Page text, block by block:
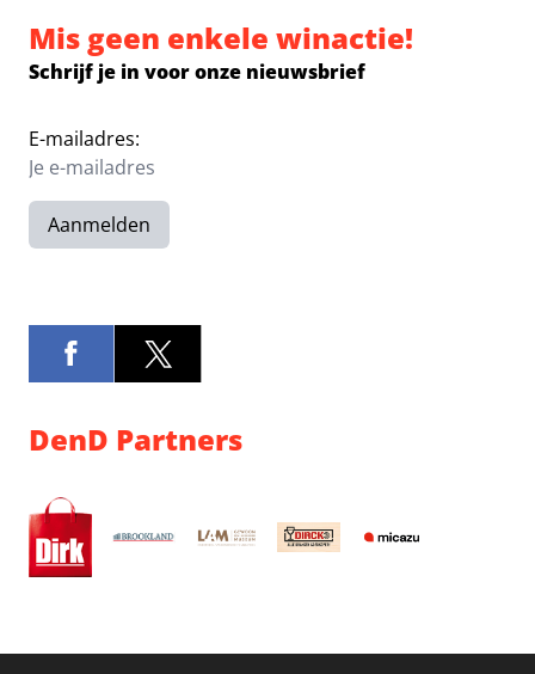
Mis geen enkele winactie!
Schrijf je in voor onze nieuwsbrief
E-mailadres:
Aanmelden
DenD Partners